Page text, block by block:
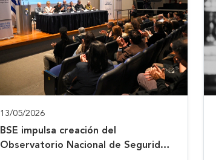
13/05/2026
BSE impulsa creación del
Observatorio Nacional de Seguridad